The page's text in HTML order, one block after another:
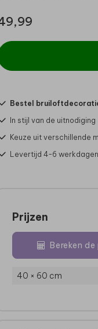
Bestel
In stijl van de uitnodiging
Keuze uit verschillende
Levertijd 4-6 werkdagen
Prijzen
Bereken
40 × 60 cm